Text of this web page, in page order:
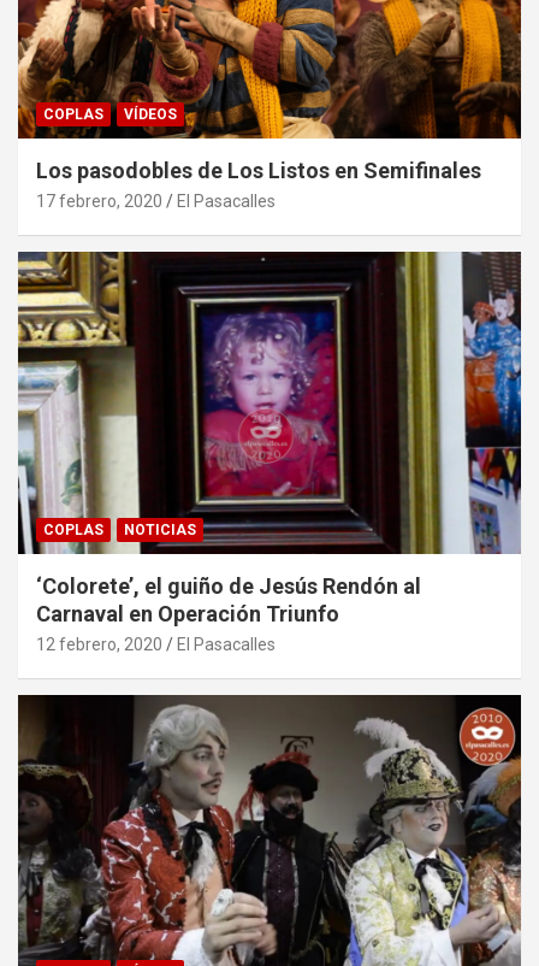
COPLAS VÍDEOS
Los pasodobles de Los Listos en Semifinales
17 febrero, 2020 El Pasacalles
COPLAS NOTICIAS
‘Colorete’, el guiño de Jesús Rendón al
Carnaval en Operación Triunfo
12 febrero, 2020 El Pasacalles